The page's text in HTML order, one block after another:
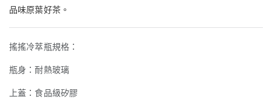
品味原葉好茶。
搖搖冷萃瓶規格：
瓶身：耐熱玻璃
上蓋：食品級矽膠